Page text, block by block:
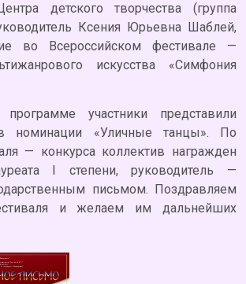
детского творчества (группа
Ксения Юрьевна Шаблей,
во Всероссийском фестивале —
искусства «Симфония
участники представили
номинации «Уличные танцы». По
— конкурса коллектив награжден
I степени, руководитель —
письмом. Поздравляем
и желаем им дальнейших